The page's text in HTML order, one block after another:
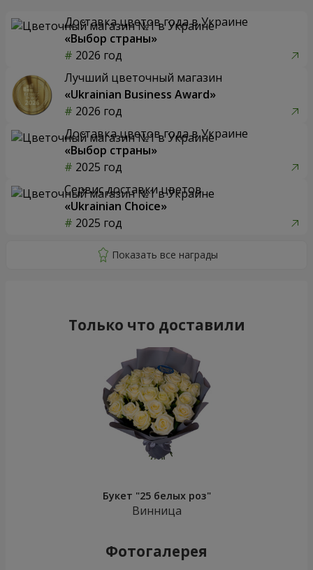
Доставка цветов года в Украине
«Выбор страны»
2026 год
Лучший цветочный магазин
«Ukrainian Business Award»
2026 год
Доставка цветов года в Украине
«Выбор страны»
2025 год
Сервис доставки цветов
«Ukrainian Choice»
2025 год
Только что доставили
Букет "25 белых роз"
Винница
Фотогалерея